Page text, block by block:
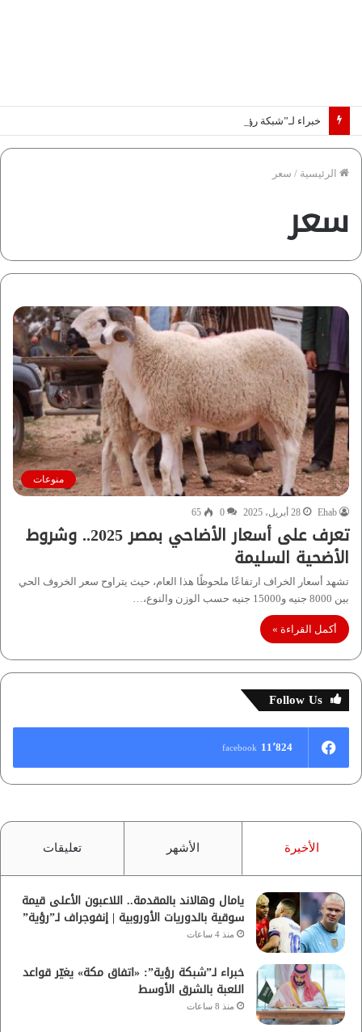
خبراء لـ”شبكة رؤية”: «اتفاق مكة» يغيّر قواعد اللعبة بالشرق الأوسط
الرئيسية / سعر
سعر
منوعات
Ehab 28 أبريل، 2025 0
65
تعرف على أسعار الأضاحي بمصر 2025.. وشروط
الأضحية السليمة
تشهد أسعار الخراف ارتفاعًا ملحوظًا هذا العام، حيث يتراوح سعر الخروف الحي
بين 8000 جنيه و15000 جنيه حسب الوزن والنوع،…
أكمل القراءة »
Follow Us
11٬824 facebook
الأخيرة الأشهر تعليقات
يامال وهالاند بالمقدمة.. اللاعبون الأعلى قيمة
سوقية بالدوريات الأوروبية | إنفوجراف لـ”رؤية”
منذ 4 ساعات
خبراء لـ”شبكة رؤية”: «اتفاق مكة» يغيّر قواعد
اللعبة بالشرق الأوسط
منذ 8 ساعات